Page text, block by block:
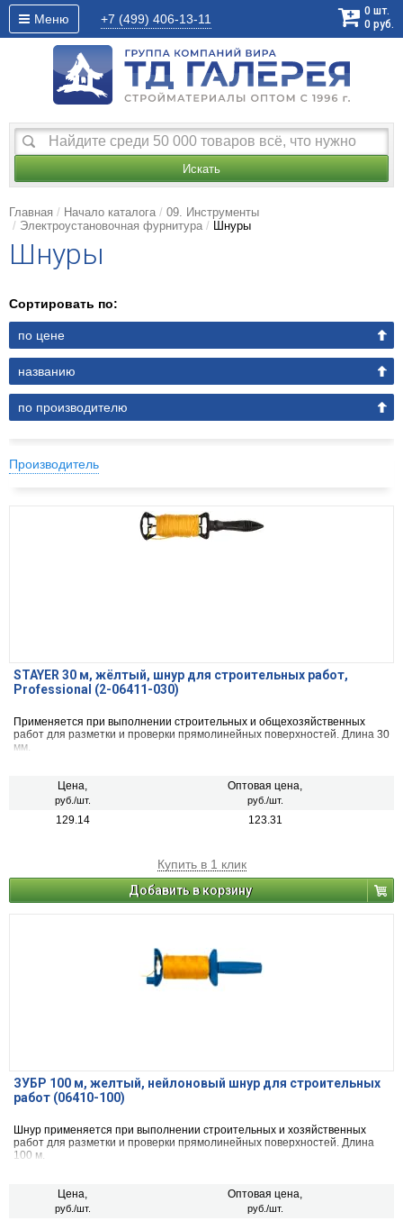
Меню +7 (499) 406-13-11
0 шт.
0 руб.
Искать
Главная Начало каталога
09. Инструменты
Электроустановочная фурнитура
Шнуры
Шнуры
Сортировать по:
по цене
названию
по производителю
Производитель
STAYER 30 м, жёлтый, шнур для строительных работ,
Professional (2-06411-030)
Применяется при выполнении строительных и общехозяйственных
работ для разметки и проверки прямолинейных поверхностей. Длина 30
мм.
Цена,
руб./шт.
Оптовая цена,
руб./шт.
129.14 123.31
Купить в 1 клик
Добавить в корзину
ЗУБР 100 м, желтый, нейлоновый шнур для строительных
работ (06410-100)
Шнур применяется при выполнении строительных и хозяйственных
работ для разметки и проверки прямолинейных поверхностей. Длина
100 м.
Цена,
руб./шт.
Оптовая цена,
руб./шт.